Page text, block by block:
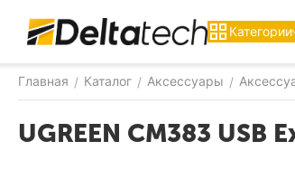
Категории
Главная / Каталог / Аксессуары /
UGREEN CM383 USB